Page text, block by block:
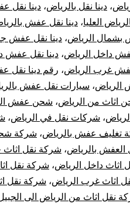
، دينا نقل بالرياض، دينا نقل
العليا، دينا نقل عفش
بشمال الرياض، دينا نقل عفش
داخل الرياض، دينا نقل عفش
غرب الرياض، رقم دينا نقل
الرياض، سيارات نقل عفش
اثاث من الرياض، شحن عفش
، شركات نقل في الرياض،
تغليف عفش بالرياض، شركة
العفش بالرياض، شركة نقل
اثاث داخل الرياض، شركة نقل
اثاث غرب الرياض، شركة نقل
نقل اثاث من الرياض الى